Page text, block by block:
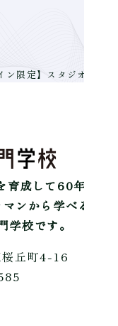
ン限定】スタジオライ
育成して60年。
ンから学べる
学校です。
丘町4-16